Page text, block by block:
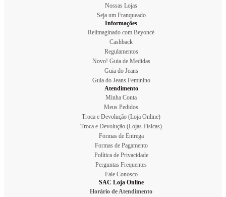
Nossas Lojas
Seja um Franqueado
Informações
Reiimaginado com Beyoncé
Cashback
Regulamentos
Novo! Guia de Medidas
Guia do Jeans
Guia do Jeans Feminino
Atendimento
Minha Conta
Meus Pedidos
Troca e Devolução (Loja Online)
Troca e Devolução (Lojas Físicas)
Formas de Entrega
Formas de Pagamento
Política de Privacidade
Perguntas Frequentes
Fale Conosco
SAC Loja Online
Horário de Atendimento